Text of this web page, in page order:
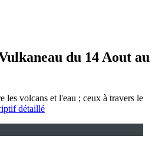
du 14 Aout au
les volcans et l'eau ; ceux à travers le
détaillé